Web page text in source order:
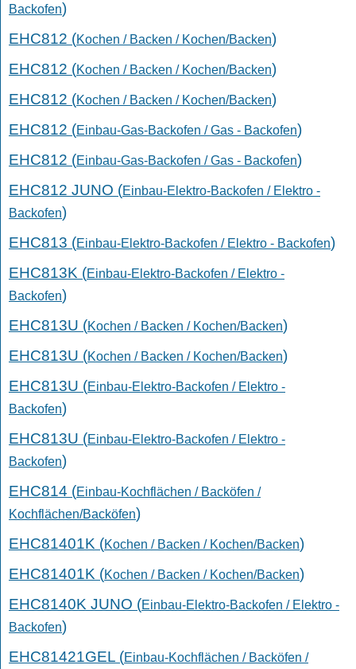
Backofen)
EHC812 (Kochen / Backen / Kochen/Backen)
EHC812 (Kochen / Backen / Kochen/Backen)
EHC812 (Kochen / Backen / Kochen/Backen)
EHC812 (Einbau-Gas-Backofen / Gas - Backofen)
EHC812 (Einbau-Gas-Backofen / Gas - Backofen)
EHC812 JUNO (Einbau-Elektro-Backofen / Elektro -
Backofen)
EHC813 (Einbau-Elektro-Backofen / Elektro - Backofen)
EHC813K (Einbau-Elektro-Backofen / Elektro -
Backofen)
EHC813U (Kochen / Backen / Kochen/Backen)
EHC813U (Kochen / Backen / Kochen/Backen)
EHC813U (Einbau-Elektro-Backofen / Elektro -
Backofen)
EHC813U (Einbau-Elektro-Backofen / Elektro -
Backofen)
EHC814 (Einbau-Kochflächen / Backöfen /
Kochflächen/Backöfen)
EHC81401K (Kochen / Backen / Kochen/Backen)
EHC81401K (Kochen / Backen / Kochen/Backen)
EHC8140K JUNO (Einbau-Elektro-Backofen / Elektro -
Backofen)
EHC81421GEL (Einbau-Kochflächen / Backöfen /